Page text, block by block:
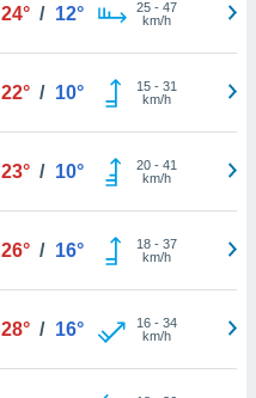
24° / 12° 25- 47
km/h
22° / 10° 15- 31
km/h
23° / 10° 20- 41
km/h
26° / 16° 18- 37
km/h
28° / 16° 16- 34
km/h